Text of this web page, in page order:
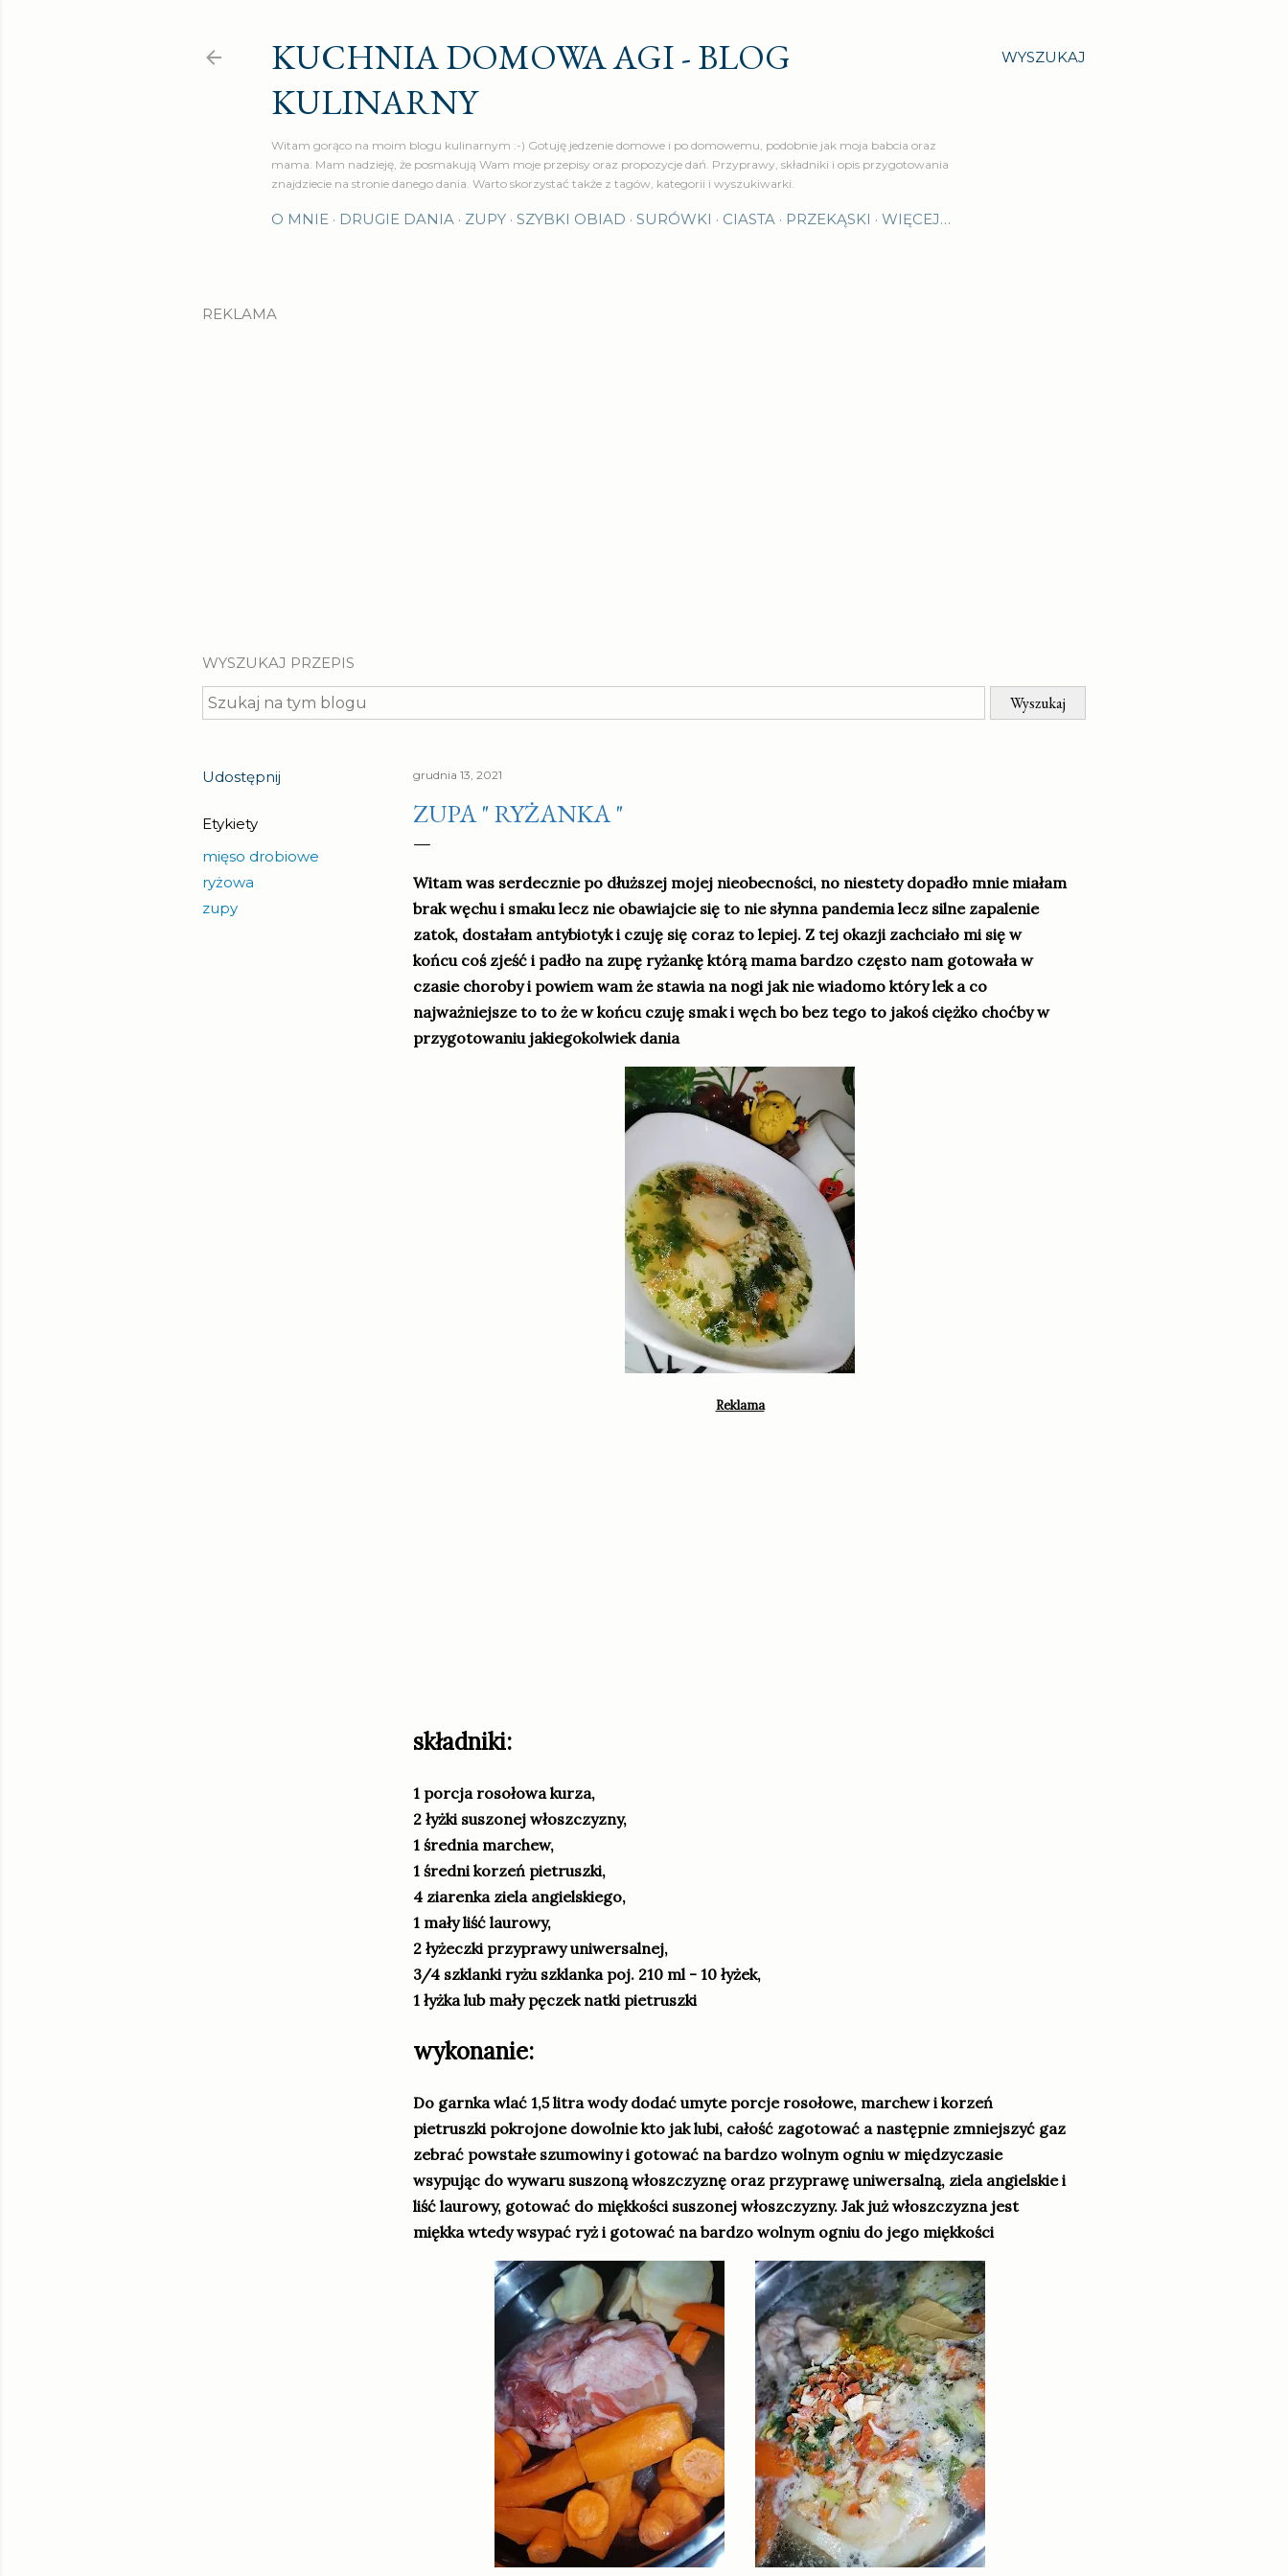
WYSZUKAJ
KUCHNIA DOMOWA AGI - BLOG
KULINARNY
Witam gorąco na moim blogu kulinarnym :-) Gotuję jedzenie domowe i po domowemu, podobnie jak moja babcia oraz
mama. Mam nadzieję, że posmakują Wam moje przepisy oraz propozycje dań. Przyprawy, składniki i opis przygotowania
znajdziecie na stronie danego dania. Warto skorzystać także z tagów, kategorii i wyszukiwarki.
O MNIE DRUGIE DANIA ZUPY SZYBKI OBIAD SURÓWKI CIASTA PRZEKĄSKI WIĘCEJ…
REKLAMA
WYSZUKAJ PRZEPIS
Udostępnij
Etykiety
mięso drobiowe
ryżowa
zupy
grudnia 13, 2021
ZUPA " RYŻANKA "
Witam was serdecznie po dłuższej mojej nieobecności, no niestety dopadło mnie miałam
brak węchu i smaku lecz nie obawiajcie się to nie słynna pandemia lecz silne zapalenie
zatok, dostałam antybiotyk i czuję się coraz to lepiej. Z tej okazji zachciało mi się w
końcu coś zjeść i padło na zupę ryżankę którą mama bardzo często nam gotowała w
czasie choroby i powiem wam że stawia na nogi jak nie wiadomo który lek a co
najważniejsze to to że w końcu czuję smak i węch bo bez tego to jakoś ciężko choćby w
przygotowaniu jakiegokolwiek dania
składniki:
1 porcja rosołowa kurza,
2 łyżki suszonej włoszczyzny,
1 średnia marchew,
1 średni korzeń pietruszki,
4 ziarenka ziela angielskiego,
1 mały liść laurowy,
2 łyżeczki przyprawy uniwersalnej,
3/4 szklanki ryżu szklanka poj. 210 ml - 10 łyżek,
1 łyżka lub mały pęczek natki pietruszki
wykonanie:
Do garnka wlać 1,5 litra wody dodać umyte porcje rosołowe, marchew i korzeń
pietruszki pokrojone dowolnie kto jak lubi, całość zagotować a następnie zmniejszyć gaz
zebrać powstałe szumowiny i gotować na bardzo wolnym ogniu w międzyczasie
wsypując do wywaru suszoną włoszczyznę oraz przyprawę uniwersalną, ziela angielskie i
liść laurowy, gotować do miękkości suszonej włoszczyzny. Jak już włoszczyzna jest
miękka wtedy wsypać ryż i gotować na bardzo wolnym ogniu do jego miękkości